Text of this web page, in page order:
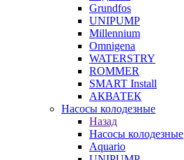
Grundfos
UNIPUMP
Millennium
Omnigena
WATERSTRY
ROMMER
SMART Install
АКВАТЕК
Насосы колодезные
Назад
Насосы колодезные
Aquario